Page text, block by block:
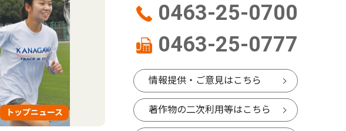
トップニュース 社会
0463-25-0700
0463-25-0777
情報提供・ご意見はこちら
著作物の二次利用等はこちら